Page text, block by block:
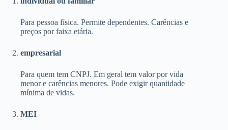
Para pessoa física. Permite dependentes. Carências e
preços por faixa etária.
empresarial
Para quem tem CNPJ. Em geral tem valor por vida
menor e carências menores. Pode exigir quantidade
mínima de vidas.
MEI